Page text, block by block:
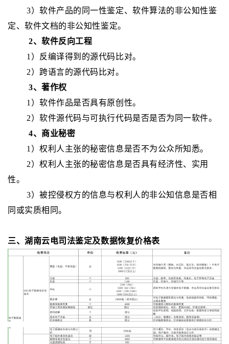
3）软件产品的同一性鉴定、软件算法的非公知性鉴
定、软件文档的非公知性鉴定。
2、软件反向工程
1 ）反编译得到的源代码比对。
2）跨语言的源代码比对。
3、著作权
1 ）软件作品是否具有原创性。
2）软件源代码与可执行代码是否是否为同一软件。
4、商业秘密
1 ）权利人主张的秘密信息是否不为公众所知悉。
2）权利人主张的秘密信息是否具有经济性、实用
性。
3）被控侵权方的信息与权利人的非公知信息是否相
同或实质相同。
三、湖南云电司法鉴定及数据恢复价格表